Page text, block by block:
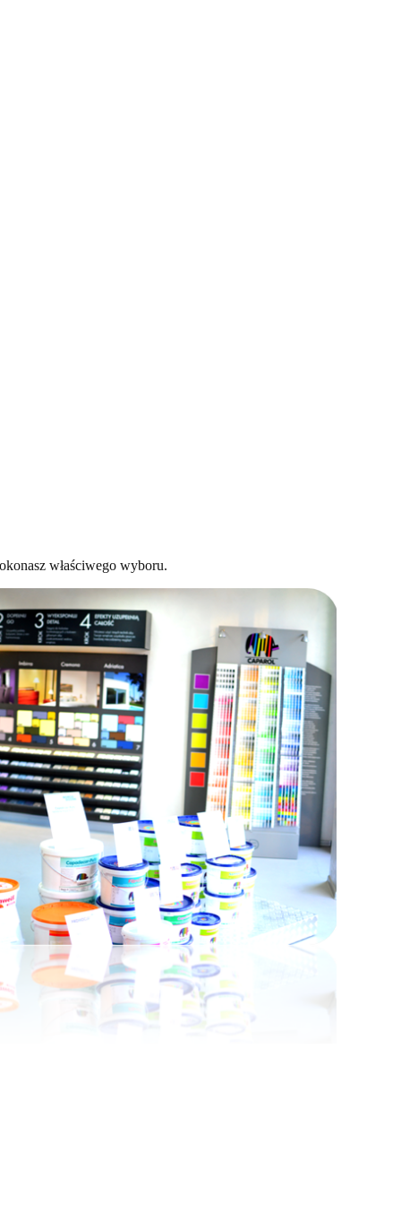
właściwego wyboru.